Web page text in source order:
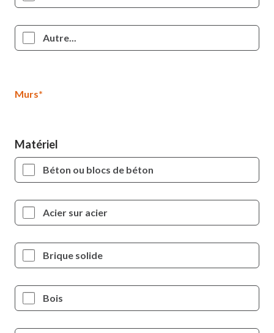
Autre...
Murs*
Matériel
Béton ou blocs de béton
Acier sur acier
Brique solide
Bois